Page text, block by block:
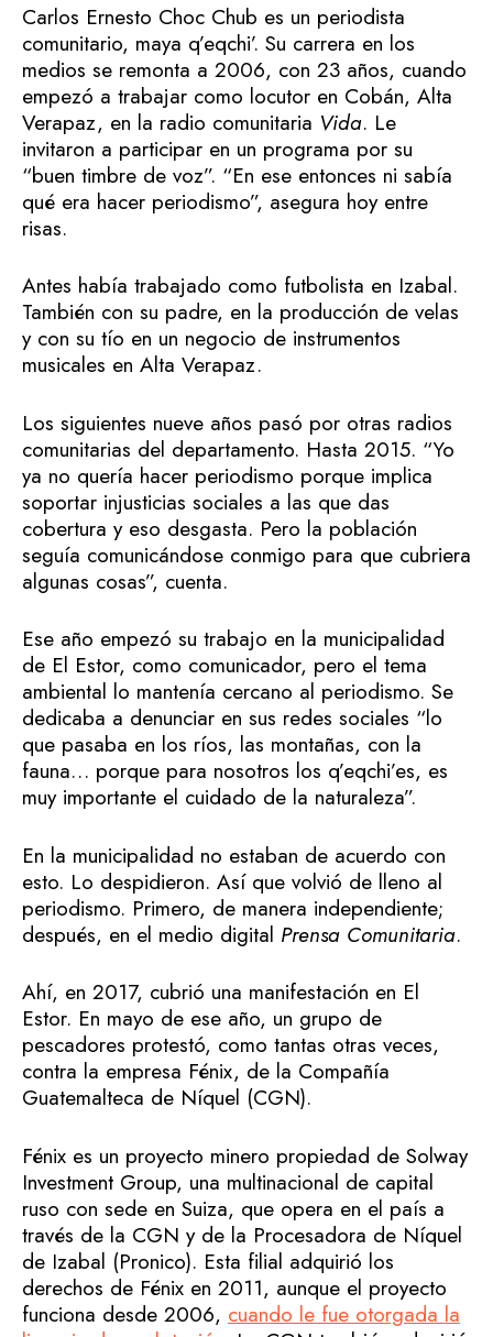
Carlos Ernesto Choc Chub es un periodista
comunitario, maya q’eqchi’. Su carrera en los
medios se remonta a 2006, con 23 años, cuando
empezó a trabajar como locutor en Cobán, Alta
Verapaz, en la radio comunitaria Vida. Le
invitaron a participar en un programa por su
“buen timbre de voz”. “En ese entonces ni sabía
qué era hacer periodismo”, asegura hoy entre
risas.
Antes había trabajado como futbolista en Izabal.
También con su padre, en la producción de velas
y con su tío en un negocio de instrumentos
musicales en Alta Verapaz.
Los siguientes nueve años pasó por otras radios
comunitarias del departamento. Hasta 2015. “Yo
ya no quería hacer periodismo porque implica
soportar injusticias sociales a las que das
cobertura y eso desgasta. Pero la población
seguía comunicándose conmigo para que cubriera
algunas cosas”, cuenta.
Ese año empezó su trabajo en la municipalidad
de El Estor, como comunicador, pero el tema
ambiental lo mantenía cercano al periodismo. Se
dedicaba a denunciar en sus redes sociales “lo
que pasaba en los ríos, las montañas, con la
fauna… porque para nosotros los q’eqchi’es, es
muy importante el cuidado de la naturaleza”.
En la municipalidad no estaban de acuerdo con
esto. Lo despidieron. Así que volvió de lleno al
periodismo. Primero, de manera independiente;
después, en el medio digital Prensa Comunitaria.
Ahí, en 2017, cubrió una manifestación en El
Estor. En mayo de ese año, un grupo de
pescadores protestó, como tantas otras veces,
contra la empresa Fénix, de la Compañía
Guatemalteca de Níquel (CGN).
Fénix es un proyecto minero propiedad de Solway
Investment Group, una multinacional de capital
ruso con sede en Suiza, que opera en el país a
través de la CGN y de la Procesadora de Níquel
de Izabal (Pronico). Esta filial adquirió los
derechos de Fénix en 2011, aunque el proyecto
funciona desde 2006, cuando le fue otorgada la